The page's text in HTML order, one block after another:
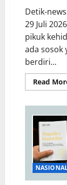
Detik-
29 Juli
pikuk
ada sosok
berdiri...
Read